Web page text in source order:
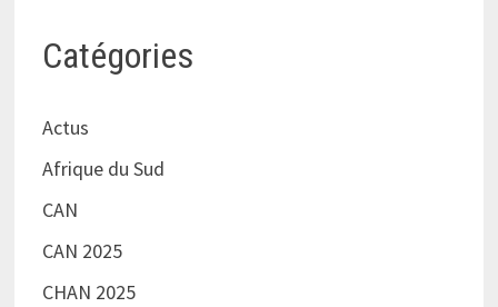
Catégories
Actus
Afrique du Sud
CAN
CAN 2025
CHAN 2025